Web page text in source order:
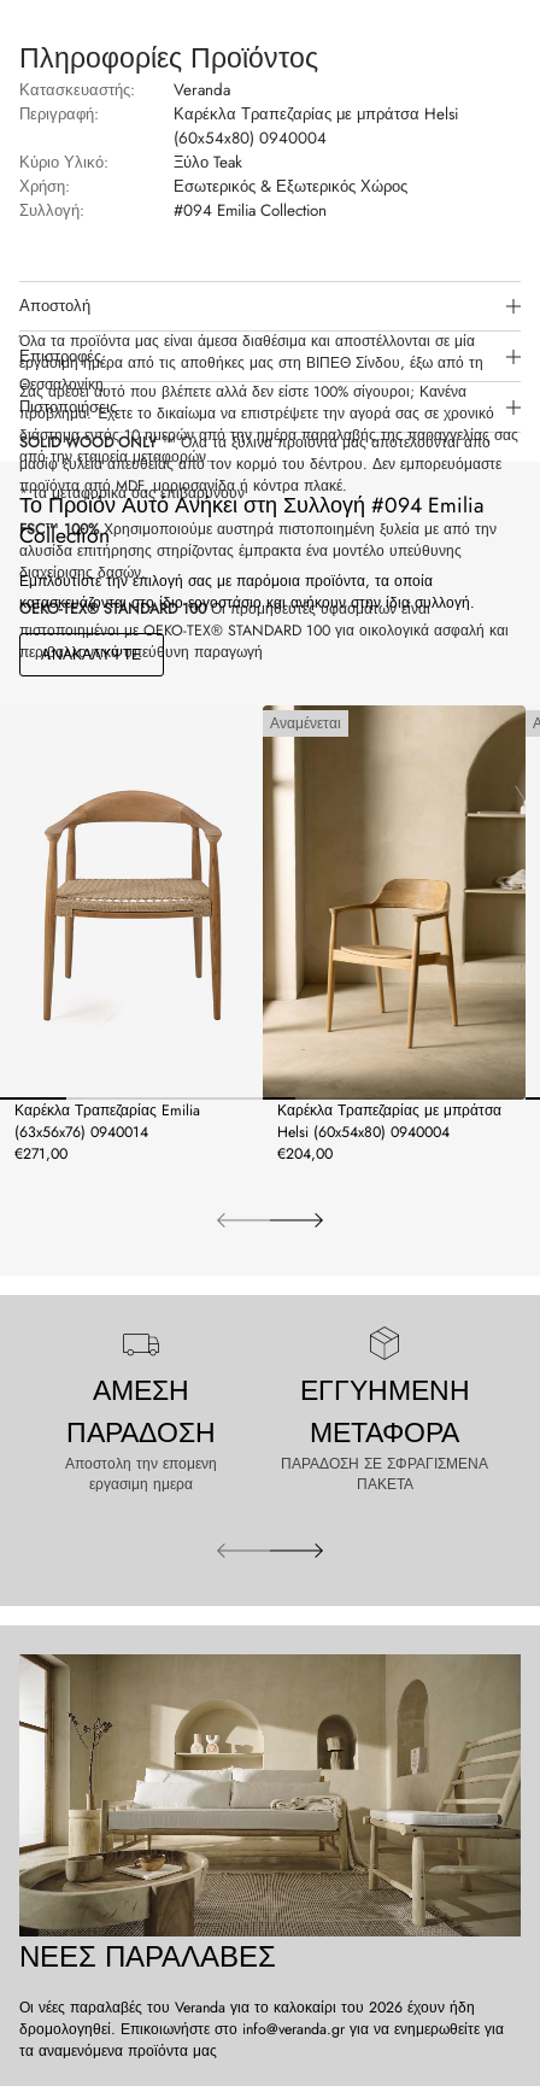
Πληροφορίες Προϊόντος
Κατασκευαστής:
Veranda
Περιγραφή:
Καρέκλα Τραπεζαρίας με μπράτσα Helsi
(60x54x80) 0940004
Κύριο Υλικό:
Ξύλο Teak
Χρήση:
Εσωτερικός & Εξωτερικός Χώρος
Συλλογή:
#094 Emilia Collection
Αποστολή
Όλα τα προϊόντα μας είναι άμεσα διαθέσιμα και αποστέλλονται σε μία
εργάσιμη ημέρα από τις αποθήκες μας στη ΒΙΠΕΘ Σίνδου, έξω από τη
Θεσσαλονίκη.
Επιστροφές
Σας αρέσει αυτό που βλέπετε αλλά δεν είστε 100% σίγουροι; Κανένα
πρόβλημα. Έχετε το δικαίωμα να επιστρέψετε την αγορά σας σε χρονικό
διάστημα εντός 10 ημερών από την ημέρα παραλαβής της παραγγελίας σας
από την εταιρεία μεταφορών.
* τα μεταφορικά σας επιβαρύνουν
Πιστοποιήσεις
SOLID WOOD ONLY™ Όλα τα ξύλινα προϊόντα μας αποτελούνται από
μασίφ ξυλεία απευθείας από τον κορμό του δέντρου. Δεν εμπορευόμαστε
προϊόντα από MDF, μοριοσανίδα ή κόντρα πλακέ.
FSC™ 100%Χρησιμοποιούμε αυστηρά πιστοποιημένη ξυλεία με από την
αλυσίδα επιτήρησης στηρίζοντας έμπρακτα ένα μοντέλο υπεύθυνης
διαχείρισης δασών.
OEKO-TEX® STANDARD 100Οι προμηθευτές υφασμάτων είναι
πιστοποιημένοι με OEKO-TEX® STANDARD 100 για οικολογικά ασφαλή και
περιβαλλοντικά υπεύθυνη παραγωγή
Το Προϊόν Αυτό Ανήκει στη Συλλογή #094 Emilia
Collection
Εμπλουτίστε την επιλογή σας με παρόμοια προϊόντα, τα οποία
κατασκευάζονται στο ίδιο εργοστάσιο και ανήκουν στην ίδια συλλογή.
ΑΝΑΚΑΛΎΨΤΕ
Καρέκλα Τραπεζαρίας Emilia
(63x56x76) 0940014
€271,00
Αναμένεται
Καρέκλα Τραπεζαρίας με μπράτσα
Helsi (60x54x80) 0940004
€204,00
ΑΜΕΣΗ
ΠΑΡΑΔΟΣΗ
Αποστολη την επομενη
εργασιμη ημερα
ΕΓΓΥΗΜΕΝΗ
ΜΕΤΑΦΟΡΑ
ΠΑΡΑΔΟΣΗ ΣΕ ΣΦΡΑΓΙΣΜΕΝΑ
ΠΑΚΕΤΑ
ΝΈΕΣ ΠΑΡΑΛΑΒΈΣ
Οι νέες παραλαβές του Veranda για το καλοκαίρι του 2026 έχουν ήδη
δρομολογηθεί. Επικοιωνήστε στο info@veranda.gr για να ενημερωθείτε για
τα αναμενόμενα προϊόντα μας